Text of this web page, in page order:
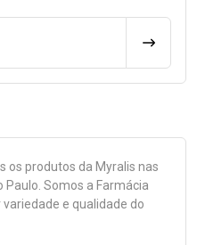
os produtos da Myralis nas
Paulo. Somos a Farmácia
e qualidade do